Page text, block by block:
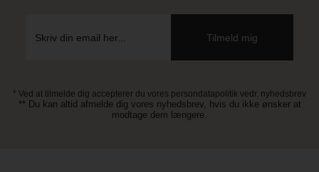
* Ved at tilmelde dig accepterer du vores persondatapolitik vedr. nyhedsbrev
** Du kan altid afmelde dig vores nyhedsbrev, hvis du ikke ønsker at
modtage dem længere.